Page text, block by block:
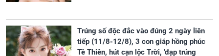
Trúng số độc đắc vào đúng 2 ngày liên
tiếp (11/8-12/8), 3 con giáp hồng phúc
Tề Thiên, hút cạn lộc Trời, 'đạp trúng